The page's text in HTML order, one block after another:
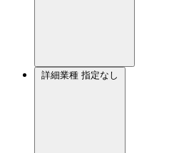
詳細業種 指定なし